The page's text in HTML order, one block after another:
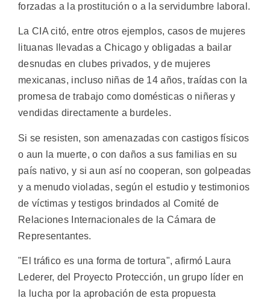
forzadas a la prostitución o a la servidumbre laboral.
La CIA citó, entre otros ejemplos, casos de mujeres
lituanas llevadas a Chicago y obligadas a bailar
desnudas en clubes privados, y de mujeres
mexicanas, incluso niñas de 14 años, traídas con la
promesa de trabajo como domésticas o niñeras y
vendidas directamente a burdeles.
Si se resisten, son amenazadas con castigos físicos
o aun la muerte, o con daños a sus familias en su
país nativo, y si aun así no cooperan, son golpeadas
y a menudo violadas, según el estudio y testimonios
de víctimas y testigos brindados al Comité de
Relaciones Internacionales de la Cámara de
Representantes.
"El tráfico es una forma de tortura", afirmó Laura
Lederer, del Proyecto Protección, un grupo líder en
la lucha por la aprobación de esta propuesta